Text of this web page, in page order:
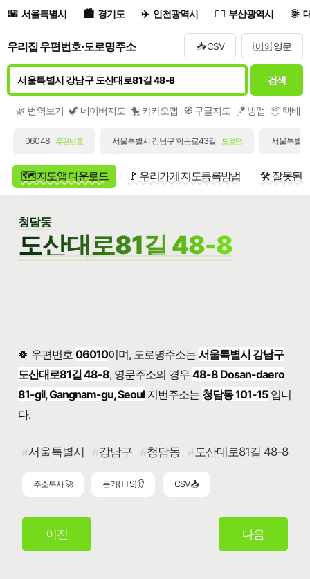
서울특별시 경기도 인천광역시 부산광역시
우리집 우편번호·도로명주소 📥 CSV 🇺🇸 영문
검색
🌿 번역보기 🦖 네이버지도 🐤 카카오맵 🧭 구글지도 🪁 빙맵 📦 택배/
06048 우편번호 서울특별시 강남구 학동로43길 도로명 서울특별
🗺️ 지도앱 다운로드 🚩 우리가게 지도등록방법 🛠️ 잘못된
청담동
도산대로81길 48-8
🍀 우편번호 06010이며, 도로명주소는서울특별시 강남구
도산대로81길 48-8, 영문주소의 경우48-8 Dosan-daero
81-gil, Gangnam-gu, Seoul지번주소는 청담동 101-15입니
다.
서울특별시 강남구 청담동 도산대로81길 48-8
주소복사 🚀 듣기(TTS) 👂 CSV 📥
이전 다음